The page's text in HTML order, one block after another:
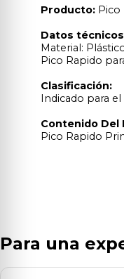
Producto:Pico
Datos
Material:
Pico Rapido
Clasificación:
Indicado para
Contenido Del
Pico Rapido
Para una